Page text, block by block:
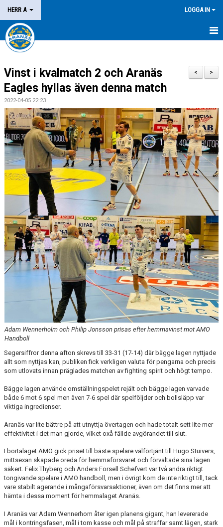
HERR A LOGGA IN
HEM
NYHETER
KALENDER
MATCHER
KONTAKT
>
<
Vinst i kvalmatch 2 och Aranäs
Eagles hyllas även denna match
2022-04-05 22:23
Adam Wennerholm och Philip Jonsson prisas efter hemmavinst mot AMO
Handboll
Segersiffror denna afton skrevs till 33-31 (17-14) där bägge lagen nyttjade
allt som nyttjas kan, publiken fick verkligen valuta för pengarna och precis
som utlovats innan präglades matchen av fighting spirit och högt tempo.
Bägge lagen använde omställningspelet rejält och bägge lagen varvade
både 6 mot 6 spel men även 7-6 spel där spelföljder och bollsläpp var
viktiga ingredienser.
Aranäs var lite bättre på att utnyttja övertagen och hade totalt sett lite mer
effektivitet i det man gjorde, vilket oxå fällde avgörandet till slut.
I bortalaget AMO gick priset till bäste spelare välförtjänt till Hugo Stuivers,
mittsexan skapade oreda för hemmaförsvaret och förvaltade sina lägen
säkert. Felix Thyberg och Anders Forsell Schefvert var två andra riktigt
tongivande spelare i AMO handboll, men i övrigt kom de inte riktigt till, tack
vare stabilt agerande i mångaförsvarsaktioner, även om det finns mer att
hämta i dessa moment för hemmalaget Aranäs.
I Aranäs var Adam Wennerhom åter igen planens gigant, han levererade
mål i kontringsfasen, mål i tom kasse och mål på straffar samt lägen, stark